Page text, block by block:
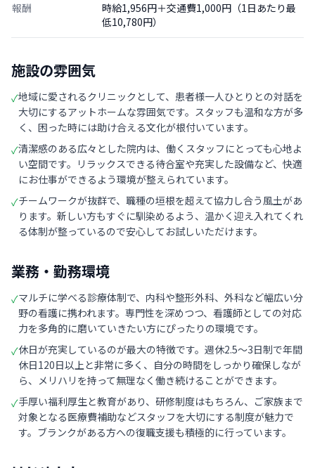
報酬
時給1,956円＋交通費1,000円（1日あたり最
低10,780円）
施設の雰囲気
✓地域に愛されるクリニックとして、患者様一人ひとりとの対話を
大切にするアットホームな雰囲気です。スタッフも温和な方が多
く、困った時には助け合える文化が根付いています。
✓清潔感のある広々とした院内は、働くスタッフにとっても心地よ
い空間です。リラックスできる待合室や充実した設備など、快適
にお仕事ができるよう環境が整えられています。
✓チームワークが抜群で、職種の垣根を超えて協力し合う風土があ
ります。新しい方もすぐに馴染めるよう、温かく迎え入れてくれ
る体制が整っているので安心してお試しいただけます。
業務・勤務環境
✓マルチに学べる診療体制で、内科や整形外科、外科など幅広い分
野の看護に携われます。専門性を深めつつ、看護師としての対応
力を多角的に磨いていきたい方にぴったりの環境です。
✓休日が充実しているのが最大の特徴です。週休2.5〜3日制で年間
休日120日以上と非常に多く、自分の時間をしっかり確保しなが
ら、メリハリを持って無理なく働き続けることができます。
✓手厚い福利厚生と教育があり、研修制度はもちろん、ご家族まで
対象となる医療費補助などスタッフを大切にする制度が魅力で
す。ブランクがある方への復職支援も積極的に行っています。